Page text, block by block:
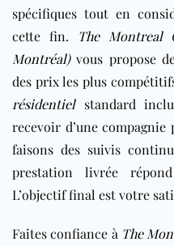
spécifiques tout en
cette fin.
The Montreal
Montréal)vous propose
des prix les plus
résidentielstandard
recevoir d’une
faisons des suivis
prestation livrée
L’objectif final est votre
Faites confiance à The